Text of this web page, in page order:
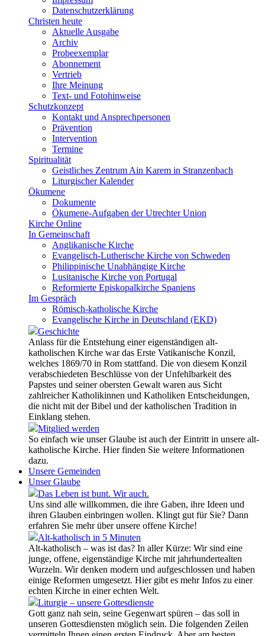
Datenschutzerklärung
Christen heute
Aktuelle Ausgabe
Archiv
Probeexemplar
Abonnement
Vertrieb
Ihre Meinung
Text- und Fotohinweise
Schutzkonzept
Kontakt und Ansprechpersonen
Prävention
Intervention
Termine
Spiritualität
Geistliches Zentrum Ain Karem in Stranzenbach
Liturgischer Kalender
Ökumene
Dokumente
Ökumene-Aufgaben der Utrechter Union
Kirche Online
In Gemeinschaft
Anglikanische Kirche
Evangelisch-Lutherische Kirche von Schweden
Philippinische Unabhängige Kirche
Lusitanische Kirche von Portugal
Reformierte Episkopalkirche Spaniens
Im Gespräch
Römisch-katholische Kirche
Evangelische Kirche in Deutschland (EKD)
Geschichte
Anlass für die Entstehung einer eigenständigen alt-
katholischen Kirche war das Erste Vatikanische Konzil,
welches 1869/70 in Rom stattfand. Die von diesem Konzil
verabschiedeten Beschlüsse von der Unfehlbarkeit des
Papstes und seiner obersten Gewalt waren aus Sicht
zahlreicher Katholikinnen und Katholiken Entscheidungen,
die nicht mit der Bibel und der katholischen Tradition in
Einklang stehen.
Mitglied werden
So einfach wie unser Glaube ist auch der Eintritt in unsere alt-
katholische Kirche. Hier finden Sie weitere Informationen
dazu.
Unsere Gemeinden
Unser Glaube
Das Leben ist bunt. Wir auch.
Uns sind alle willkommen, die ihre Gaben, ihre Ideen und
ihren Glauben einbringen wollen. Klingt gut für Sie? Dann
erfahren Sie mehr über unsere offene Kirche!
Alt-katholisch in 5 Minuten
Alt-katholisch – was ist das? In aller Kürze: Wir sind eine
junge, offene, eigenständige Kirche mit jahrhundertealten
Wurzeln. Wir denken modern und aufgeschlossen und haben
einige Reformen umgesetzt. Hier gibt es mehr Infos zu einer
echten Kirche in einer echten Welt.
Liturgie – unsere Gottesdienste
Gott ganz nah sein, seine Gegenwart spüren – das soll in
unseren Gottesdiensten möglich sein. Die folgenden Zeilen